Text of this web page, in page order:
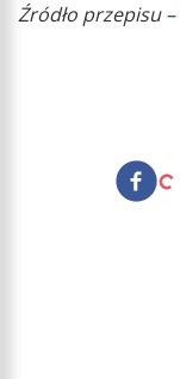
Źródło przepisu –